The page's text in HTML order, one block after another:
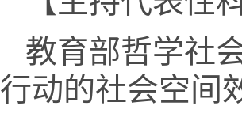
教育部哲学社
行动的社会空间